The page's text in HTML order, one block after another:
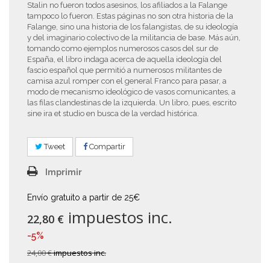
Stalin no fueron todos asesinos, los afiliados a la Falange
tampoco lo fueron. Estas páginas no son otra historia de la
Falange, sino una historia de los falangistas, de su ideología
y del imaginario colectivo de la militancia de base. Más aún,
tomando como ejemplos numerosos casos del sur de
España, el libro indaga acerca de aquella ideología del
fascio español que permitió a numerosos militantes de
camisa azul romper con el general Franco para pasar, a
modo de mecanismo ideológico de vasos comunicantes, a
las filas clandestinas de la izquierda. Un libro, pues, escrito
sine ira et studio en busca de la verdad histórica.
Tweet Compartir
Imprimir
Envío gratuito a partir de 25€
22,80 € impuestos inc.
-5%
24,00 €impuestos inc.